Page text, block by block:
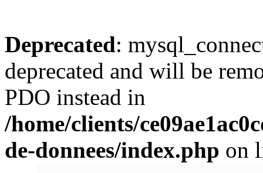
Deprecated:
deprecated and will be
PDO instead in
/home/clients/
de-donnees/index.php on